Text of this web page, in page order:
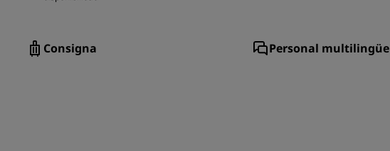
Consigna Personal multilingüe